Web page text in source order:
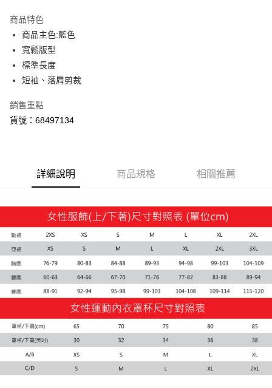
街口支付
悠遊付
Google Pay
貨到付款
付款後7-11取貨
宅配(離島恕不配送)
每筆NT$150，滿NT$1,800(含以上)免運費
宅配貨到付款(離島恕不配送)
每筆NT$180
商品特色
商品主色:藍色
寬鬆版型
標準長度
短袖、落肩剪裁
銷售重點
貨號：68497134
詳細說明 商品規格 相關推薦